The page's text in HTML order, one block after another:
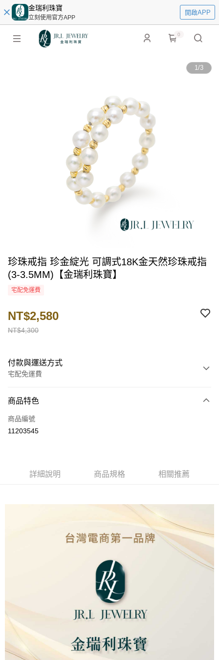
金瑞利珠寶
立刻使用官方APP
開啟APP
0
1/3
珍珠戒指 珍金綻光 可調式18K金天然珍珠戒指
(3-3.5MM)【金瑞利珠寶】
宅配免運費
NT$4,300
NT$2,580
付款與運送方式
宅配免運費
信用卡一次付款
LINE Pay
ATM付款
運送方式
商品特色
商品編號
11203545
詳細說明 商品規格 相關推薦